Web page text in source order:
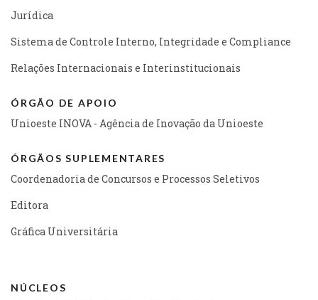
Jurídica
Sistema de Controle Interno, Integridade e Compliance
Relações Internacionais e Interinstitucionais
ÓRGÃO DE APOIO
Unioeste INOVA - Agência de Inovação da Unioeste
ÓRGÃOS SUPLEMENTARES
Coordenadoria de Concursos e Processos Seletivos
Editora
Gráfica Universitária
NÚCLEOS